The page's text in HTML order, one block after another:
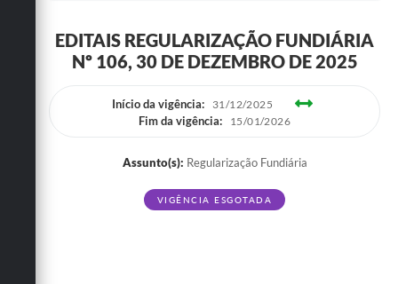
Legislação
EDITAIS REGULARIZAÇÃO FUNDIÁRIA
Nº 106, 30 DE DEZEMBRO DE 2025
Início da vigência: 31/12/2025
Fim da vigência: 15/01/2026
Assunto(s): Regularização Fundiária
VIGÊNCIA ESGOTADA